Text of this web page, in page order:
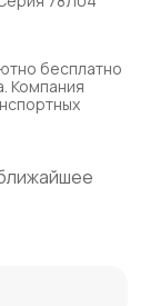
бесплатно
Компания